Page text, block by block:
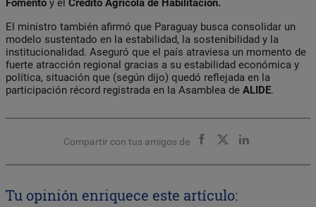
Fomento y el Crédito Agrícola de Habilitación.
El ministro también afirmó que Paraguay busca consolidar un
modelo sustentado en la estabilidad, la sostenibilidad y la
institucionalidad. Aseguró que el país atraviesa un momento de
fuerte atracción regional gracias a su estabilidad económica y
política, situación que (según dijo) quedó reflejada en la
participación récord registrada en la Asamblea de ALIDE.
Compartir con tus amigos de
Tu opinión enriquece este artículo: